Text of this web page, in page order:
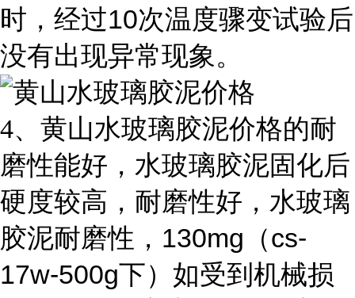
时，经过10次温度骤变试验后
没有出现异常现象。
4、黄山水玻璃胶泥价格的耐
磨性能好，水玻璃胶泥固化后
硬度较高，耐磨性好，水玻璃
胶泥耐磨性， 130mg （cs-
17w-500g下）如受到机械损